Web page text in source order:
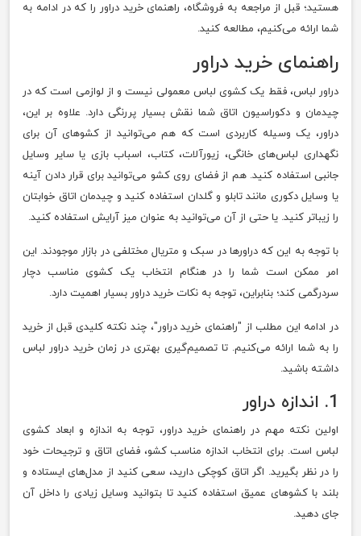
هستید؛ قبل از مراجعه به فروشگاه، راهنمای خرید دراور را که در ادامه به
شما ارائه می‌کنیم، مطالعه کنید.
راهنمای خرید دراور
دراور لباس، فقط یک کشوی لباس معمولی نیست و از لوازمی است که در
چیدمان و دکوراسیون اتاق شما نقش بسیار پررنگی دارد. علاوه بر این،
دراور، یک وسیله کاربردی است که هم می‌توانید از کشوهای آن برای
نگهداری لباس‌های خانگی، زیورآلات، کتاب، اسباب بازی یا سایر وسایل
جانبی استفاده کنید. هم از فضای روی کشو می‌توانید برای قرار دادن آینه
یا وسایل دکوری مانند تابلو و گلدان استفاده کنید و چیدمان اتاق خوابتان
را زیباتر کنید. یا حتی از آن می‌توانید به عنوان میز آرایش استفاده کنید.
با توجه به این که دراورها در سبک و متریال مختلفی در بازار موجودند. این
امر ممکن است شما را در هنگام انتخاب یک کشوی مناسب دچار
سردرگمی کند؛ بنابراین، توجه به نکات خرید دراور بسیار اهمیت دارد.
در ادامه این مطلب از "راهنمای خرید دراور"، چند نکته کلیدی قبل از خرید
را به شما ارائه می‌کنیم. تا تصمیم‌گیری بهتری در زمان خرید دراور لباس
داشته باشید.
1. اندازه دراور
اولین نکته مهم در راهنمای خرید دراور، توجه به اندازه و ابعاد کشوی
لباس است. برای انتخاب اندازه مناسب کشو، فضای اتاق و ترجیحات خود
را در نظر بگیرید. اگر اتاق کوچکی دارید، سعی کنید از مدل‌های ایستاده و
بلند با کشوهای عمیق استفاده کنید تا بتوانید وسایل زیادی را داخل آن
جای دهید.